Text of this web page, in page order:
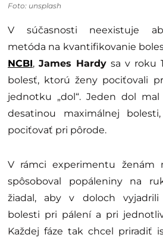
Foto: unsplash
V súčasnosti neexistuje
metóda na kvantifikovanie
NCBI, James Hardy sa v roku
bolesť, ktorú ženy pociťovali
jednotku „dol“. Jeden dol
desatinou maximálnej
pociťovať pri pôrode.
V rámci experimentu ženám
spôsoboval popáleniny na
žiadal, aby v doloch
bolesti pri pálení a pri
Každej fáze tak chcel priradiť